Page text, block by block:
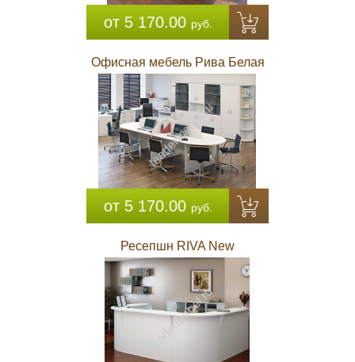
от 5 170.00 руб.
Офисная мебель Рива Белая
от 5 170.00 руб.
Ресепшн RIVA New